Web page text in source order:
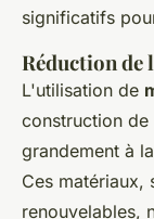
significatifs
Réduction de
L'utilisation de
construction de
grandement à
Ces matériaux,
renouvelables,